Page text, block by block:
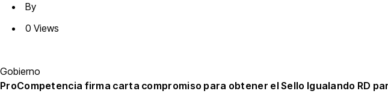
By
0 Views
Gobierno
ProCompetencia firma carta compromiso para obtener el Sello Igualando RD